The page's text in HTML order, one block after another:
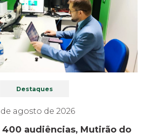
Destaques
agosto de 2026
400 audiências, Mutirão do